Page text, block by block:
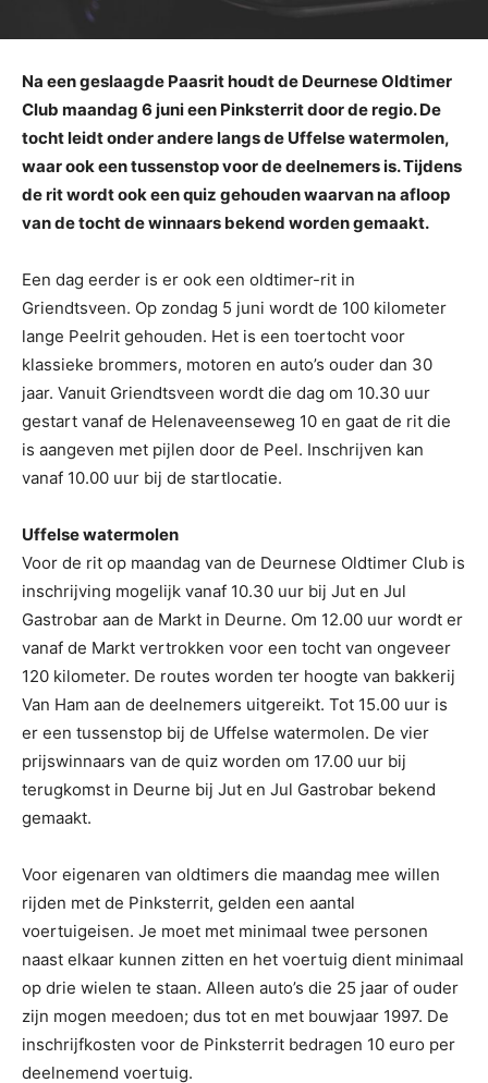
Na een geslaagde Paasrit houdt de Deurnese Oldtimer
Club maandag 6 juni een Pinksterrit door de regio. De
tocht leidt onder andere langs de Uffelse watermolen,
waar ook een tussenstop voor de deelnemers is. Tijdens
de rit wordt ook een quiz gehouden waarvan na afloop
van de tocht de winnaars bekend worden gemaakt.
Een dag eerder is er ook een oldtimer-rit in
Griendtsveen. Op zondag 5 juni wordt de 100 kilometer
lange Peelrit gehouden. Het is een toertocht voor
klassieke brommers, motoren en auto’s ouder dan 30
jaar. Vanuit Griendtsveen wordt die dag om 10.30 uur
gestart vanaf de Helenaveenseweg 10 en gaat de rit die
is aangeven met pijlen door de Peel. Inschrijven kan
vanaf 10.00 uur bij de startlocatie.
Uffelse watermolen
Voor de rit op maandag van de Deurnese Oldtimer Club is
inschrijving mogelijk vanaf 10.30 uur bij Jut en Jul
Gastrobar aan de Markt in Deurne. Om 12.00 uur wordt er
vanaf de Markt vertrokken voor een tocht van ongeveer
120 kilometer. De routes worden ter hoogte van bakkerij
Van Ham aan de deelnemers uitgereikt. Tot 15.00 uur is
er een tussenstop bij de Uffelse watermolen. De vier
prijswinnaars van de quiz worden om 17.00 uur bij
terugkomst in Deurne bij Jut en Jul Gastrobar bekend
gemaakt.
Voor eigenaren van oldtimers die maandag mee willen
rijden met de Pinksterrit, gelden een aantal
voertuigeisen. Je moet met minimaal twee personen
naast elkaar kunnen zitten en het voertuig dient minimaal
op drie wielen te staan. Alleen auto’s die 25 jaar of ouder
zijn mogen meedoen; dus tot en met bouwjaar 1997. De
inschrijfkosten voor de Pinksterrit bedragen 10 euro per
deelnemend voertuig.